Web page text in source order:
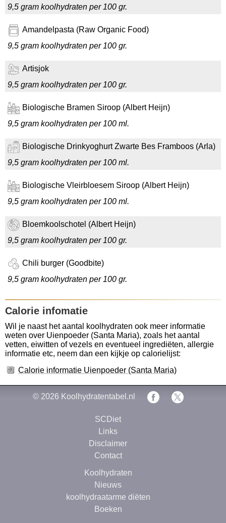
9,5 gram koolhydraten per 100 gr.
Amandelpasta (Raw Organic Food)
9,5 gram koolhydraten per 100 gr.
Artisjok
9,5 gram koolhydraten per 100 gr.
Biologische Bramen Siroop (Albert Heijn)
9,5 gram koolhydraten per 100 ml.
Biologische Drinkyoghurt Zwarte Bes Framboos (Arla)
9,5 gram koolhydraten per 100 ml.
Biologische Vleirbloesem Siroop (Albert Heijn)
9,5 gram koolhydraten per 100 ml.
Bloemkoolschotel (Albert Heijn)
9,5 gram koolhydraten per 100 gr.
Chili burger (Goodbite)
9,5 gram koolhydraten per 100 gr.
Calorie infomatie
Wil je naast het aantal koolhydraten ook meer informatie
weten over Uienpoeder (Santa Maria), zoals het aantal
vetten, eiwitten of vezels en eventueel ingrediëten, allergie
informatie etc, neem dan een kijkje op calorielijst:
Calorie informatie Uienpoeder (Santa Maria)
© 2026 Koolhydratentabel.nl
SCDiet
Links
Disclaimer
Contact
Koolhydraten
Nieuws
koolhydraatarme diëten
Boeken